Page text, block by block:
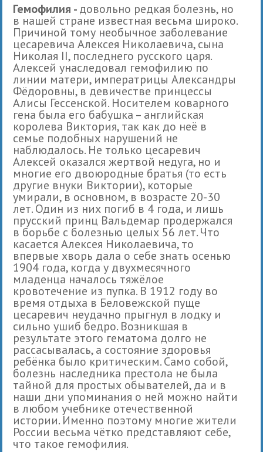
Гемофилия -довольно редкая болезнь, но
в нашей стране известная весьма широко.
Причиной тому необычное заболевание
цесаревича Алексея Николаевича, сына
Николая II, последнего русского царя.
Алексей унаследовал гемофилию по
линии матери, императрицы Александры
Фёдоровны, в девичестве принцессы
Алисы Гессенской. Носителем коварного
гена была его бабушка – английская
королева Виктория, так как до неё в
семье подобных нарушений не
наблюдалось. Не только цесаревич
Алексей оказался жертвой недуга, но и
многие его двоюродные братья (то есть
другие внуки Виктории), которые
умирали, в основном, в возрасте 20-30
лет. Один из них погиб в 4 года, и лишь
прусский принц Вальдемар продержался
в борьбе с болезнью целых 56 лет. Что
касается Алексея Николаевича, то
впервые хворь дала о себе знать осенью
1904 года, когда у двухмесячного
младенца началось тяжёлое
кровотечение из пупка. В 1912 году во
время отдыха в Беловежской пуще
цесаревич неудачно прыгнул в лодку и
сильно ушиб бедро. Возникшая в
результате этого гематома долго не
рассасывалась, а состояние здоровья
ребёнка было критическим. Само собой,
болезнь наследника престола не была
тайной для простых обывателей, да и в
наши дни упоминания о ней можно найти
в любом учебнике отечественной
истории. Именно поэтому многие жители
России весьма чётко представляют себе,
что такое гемофилия.